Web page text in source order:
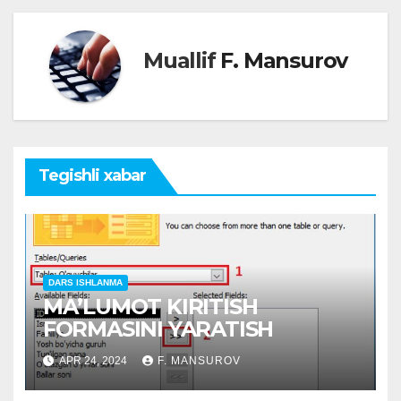
Muallif F. Mansurov
Tegishli xabar
DARS ISHLANMA
MAʼLUMOT KIRITISH
FORMASINI YARATISH
APR 24, 2024 F. MANSUROV